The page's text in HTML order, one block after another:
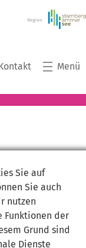
Menü
Sie auf
Sie auch
nutzen
Funktionen der
Grund sind
Dienste